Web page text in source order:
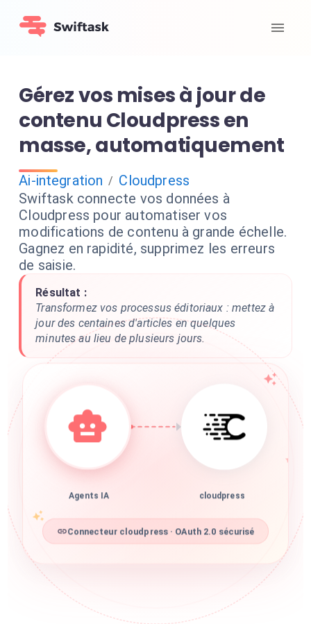
Gérez vos mises à jour de
contenu Cloudpress en
masse, automatiquement
Ai-integration / Cloudpress
Swiftask connecte vos données à
Cloudpress pour automatiser vos
modifications de contenu à grande échelle.
Gagnez en rapidité, supprimez les erreurs
de saisie.
Résultat :
Transformez vos processus éditoriaux : mettez à
jour des centaines d'articles en quelques
minutes au lieu de plusieurs jours.
Agents IA cloudpress
Connecteur cloudpress · OAuth 2.0 sécurisé